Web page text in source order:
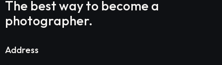
The best way to become a
photographer.
Address